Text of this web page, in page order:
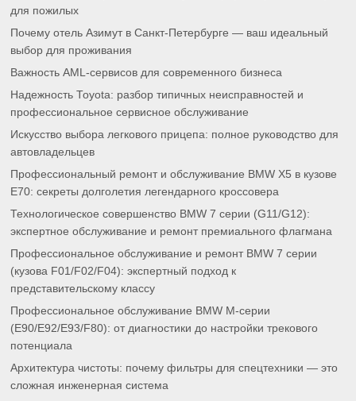
для пожилых
Почему отель Азимут в Санкт-Петербурге — ваш идеальный
выбор для проживания
Важность AML-сервисов для современного бизнеса
Надежность Toyota: разбор типичных неисправностей и
профессиональное сервисное обслуживание
Искусство выбора легкового прицепа: полное руководство для
автовладельцев
Профессиональный ремонт и обслуживание BMW X5 в кузове
E70: секреты долголетия легендарного кроссовера
Технологическое совершенство BMW 7 серии (G11/G12):
экспертное обслуживание и ремонт премиального флагмана
Профессиональное обслуживание и ремонт BMW 7 серии
(кузова F01/F02/F04): экспертный подход к
представительскому классу
Профессиональное обслуживание BMW M-серии
(E90/E92/E93/F80): от диагностики до настройки трекового
потенциала
Архитектура чистоты: почему фильтры для спецтехники — это
сложная инженерная система